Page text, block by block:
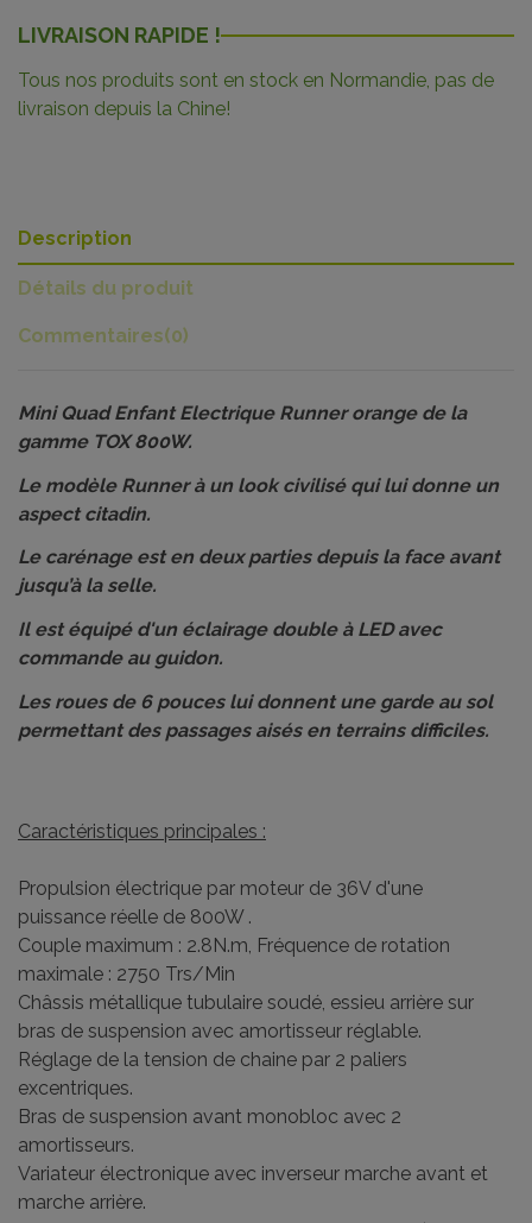
LIVRAISON RAPIDE !
Tous nos produits sont en stock en Normandie, pas de
livraison depuis la Chine!
Description
Détails du produit
Commentaires(0)
Mini Quad Enfant Electrique Runner orange de la
gamme TOX 800W.
Le modèle Runner à un look civilisé qui lui donne un
aspect citadin.
Le carénage est en deux parties depuis la face avant
jusqu’à la selle.
Il est équipé d'un éclairage double à LED avec
commande au guidon.
Les roues de 6 pouces lui donnent une garde au sol
permettant des passages aisés en terrains difficiles.
Caractéristiques principales :
Propulsion électrique par moteur de 36V d'une
puissance réelle de 800W .
Couple maximum : 2.8N.m, Fréquence de rotation
maximale : 2750 Trs/Min
Châssis métallique tubulaire soudé, essieu arrière sur
bras de suspension avec amortisseur réglable.
Réglage de la tension de chaine par 2 paliers
excentriques.
Bras de suspension avant monobloc avec 2
amortisseurs.
Variateur électronique avec inverseur marche avant et
marche arrière.